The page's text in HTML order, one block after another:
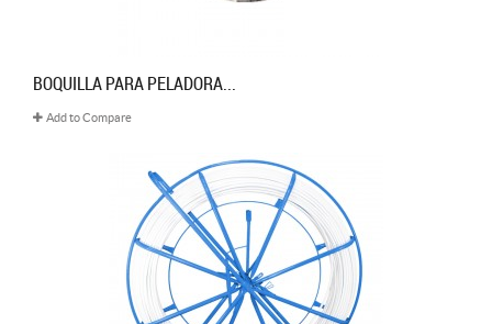
BOQUILLA PARA PELADORA...
Add to Compare